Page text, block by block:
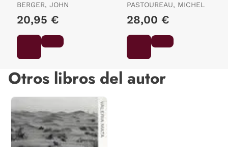
BERGER, JOHN
20,95 €
PASTOUREAU, MICHEL
28,00 €
Otros libros del autor